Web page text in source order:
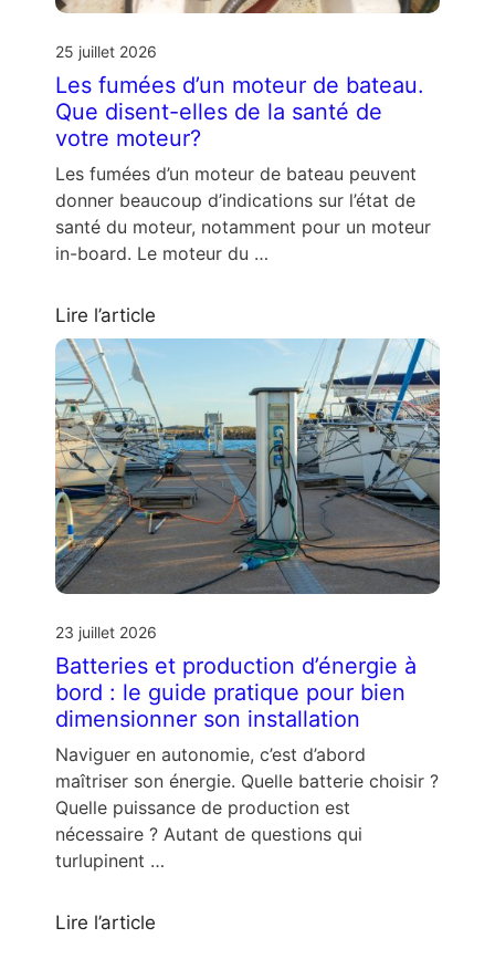
25 juillet 2026
Les fumées d’un moteur de bateau.
Que disent-elles de la santé de
votre moteur?
Les fumées d’un moteur de bateau peuvent
donner beaucoup d’indications sur l’état de
santé du moteur, notamment pour un moteur
in-board. Le moteur du …
Lire l’article
23 juillet 2026
Batteries et production d’énergie à
bord : le guide pratique pour bien
dimensionner son installation
Naviguer en autonomie, c’est d’abord
maîtriser son énergie. Quelle batterie choisir ?
Quelle puissance de production est
nécessaire ? Autant de questions qui
turlupinent …
Lire l’article